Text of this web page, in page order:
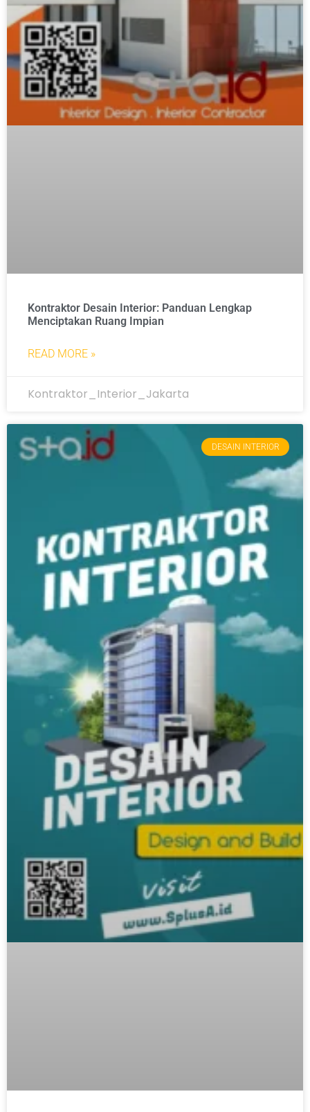
Kontraktor Desain Interior: Panduan Lengkap
Menciptakan Ruang Impian
READ MORE »
Kontraktor_Interior_Jakarta
DESAIN INTERIOR